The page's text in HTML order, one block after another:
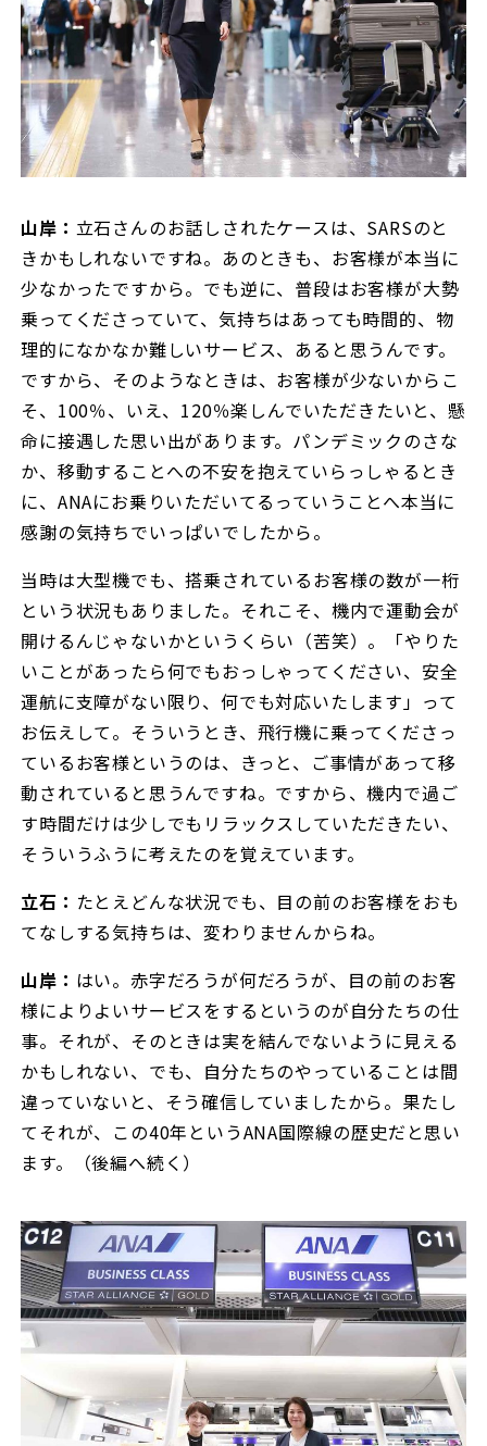
山岸： 立石さんのお話しされたケースは、SARSのと
きかもしれないですね。あのときも、お客様が本当に
少なかったですから。でも逆に、普段はお客様が大勢
乗ってくださっていて、気持ちはあっても時間的、物
理的になかなか難しいサービス、あると思うんです。
ですから、そのようなときは、お客様が少ないからこ
そ、100％、いえ、120％楽しんでいただきたいと、懸
命に接遇した思い出があります。パンデミックのさな
か、移動することへの不安を抱えていらっしゃるとき
に、ANAにお乗りいただいてるっていうことへ本当に
感謝の気持ちでいっぱいでしたから。
当時は大型機でも、搭乗されているお客様の数が一桁
という状況もありました。それこそ、機内で運動会が
開けるんじゃないかというくらい（苦笑）。「やりた
いことがあったら何でもおっしゃってください、安全
運航に支障がない限り、何でも対応いたします」って
お伝えして。そういうとき、飛行機に乗ってくださっ
ているお客様というのは、きっと、ご事情があって移
動されていると思うんですね。ですから、機内で過ご
す時間だけは少しでもリラックスしていただきたい、
そういうふうに考えたのを覚えています。
立石： たとえどんな状況でも、目の前のお客様をおも
てなしする気持ちは、変わりませんからね。
山岸： はい。赤字だろうが何だろうが、目の前のお客
様によりよいサービスをするというのが自分たちの仕
事。それが、そのときは実を結んでないように見える
かもしれない、でも、自分たちのやっていることは間
違っていないと、そう確信していましたから。果たし
てそれが、この40年というANA国際線の歴史だと思い
ます。（後編へ続く）